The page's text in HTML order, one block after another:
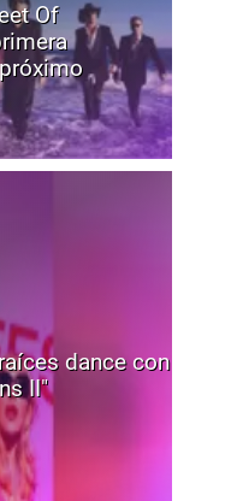
Of
dance con
II"